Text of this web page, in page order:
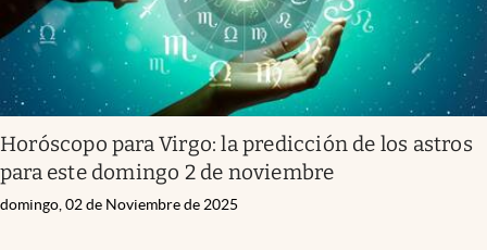
Horóscopo para Virgo: la predicción de los astros
para este domingo 2 de noviembre
domingo, 02 de Noviembre de 2025